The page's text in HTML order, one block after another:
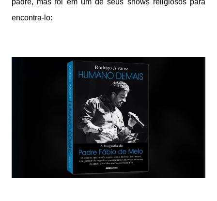
padre, mas foi em um de seus shows religiosos para
encontra-lo: